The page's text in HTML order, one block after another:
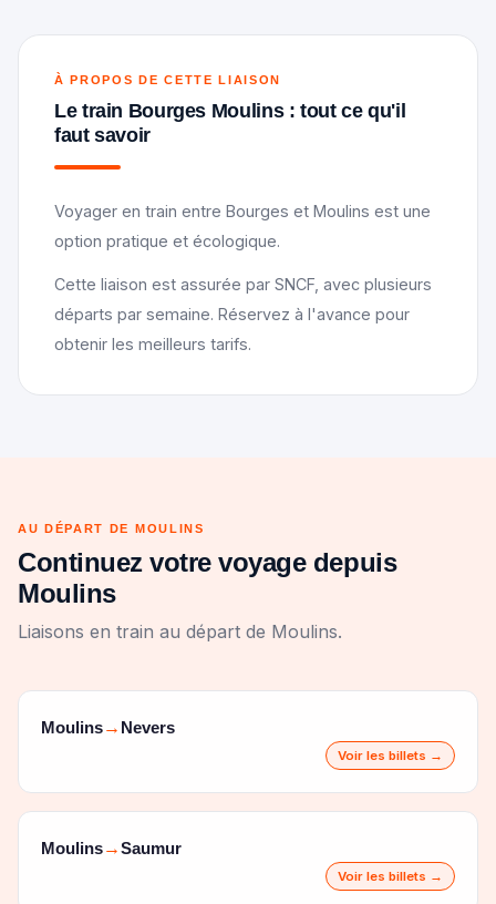
À PROPOS DE CETTE LIAISON
Le train Bourges Moulins : tout ce qu'il
faut savoir
Voyager en train entre Bourges et Moulins est une
option pratique et écologique.
Cette liaison est assurée par SNCF, avec plusieurs
départs par semaine. Réservez à l'avance pour
obtenir les meilleurs tarifs.
AU DÉPART DE MOULINS
Continuez votre voyage depuis
Moulins
Liaisons en train au départ de Moulins.
Moulins→ Nevers
Voir les billets →
Moulins→Saumur
Voir les billets →